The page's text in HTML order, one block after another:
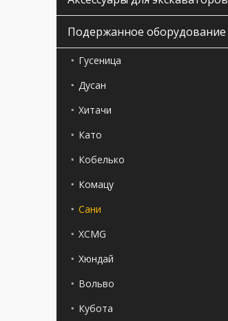
Подержанное оборудование
Гусеница
Дусан
Хитачи
Като
Кобелько
Комацу
Сани
XCMG
Хюндай
Вольво
Кубота